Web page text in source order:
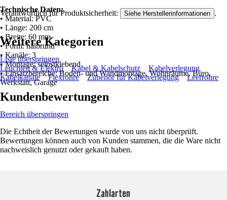
Technische Daten:
• Material: PVC
• Länge: 200 cm
• Breite: 60 mm
• Form: halbrund
• Kanäle: 3
• Montage: selbstklebend
• Einsatzbereiche: Boden- und Wandmontage, Wohnräume, Büro,
Werkstatt, Garage
Verantwortlich für Produktsicherheit: Siehe Herstellerinformationen .
Weitere Kategorien
Liste überspringen
Leuchten & Elektro
Kabel & Kabelschutz
Kabelverlegung
Kabelkanäle
Flexrohre Zubehör für Kabelverlegung Leerrohre
Kundenbewertungen
Bereich überspringen
Die Echtheit der Bewertungen wurde von uns nicht überprüft.
Bewertungen können auch von Kunden stammen, die die Ware nicht
nachweislich genutzt oder gekauft haben.
Zahlarten